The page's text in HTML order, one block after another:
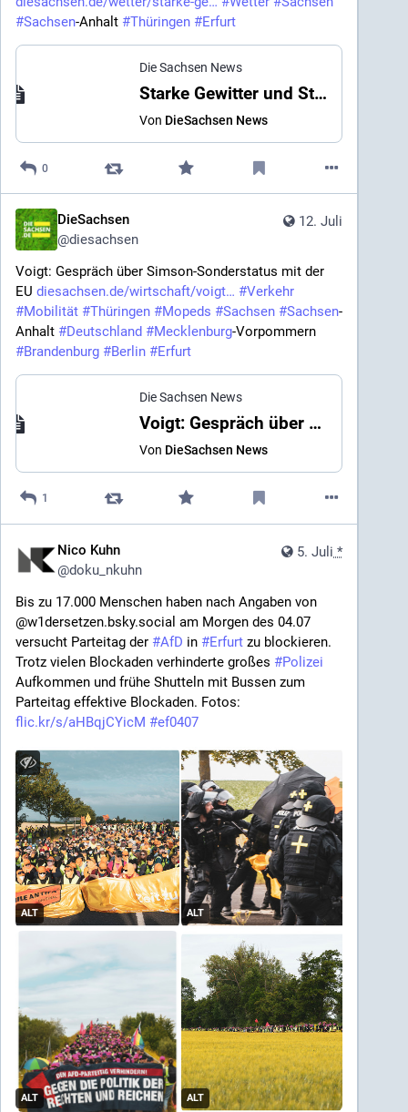
#Sachsen-Anhalt #Thüringen #Erfurt
Die Sachsen News
Starke Gewitter und Sturmböen erwartet
Von DieSachsen News
0
12. Juli
DieSachsen
@diesachsen
Voigt: Gespräch über Simson-Sonderstatus mit der
EU diesachsen.de/wirtschaft/voigt #Verkehr
#Mobilität #Thüringen #Mopeds #Sachsen #Sachsen-
Anhalt #Deutschland #Mecklenburg
#Brandenburg #Berlin #Erfurt
Die Sachsen News
Voigt: Gespräch über Simson-Sonderstatus mit der EU
Von DieSachsen News
1
5. Juli *
Nico Kuhn
@doku_nkuhn
Bis zu 17.000 Menschen haben nach Angaben von
@w1dersetzen.bsky.social am Morgen des 04.07
versucht Parteitag der #AfD in #Erfurt zu blockieren.
Trotz vielen Blockaden verhinderte großes #Polizei
Aufkommen und frühe Shutteln mit Bussen zum
Parteitag effektive Blockaden. Fotos:
flic.kr/s/aHBqjCYicM #ef0407
ALT ALT
ALT ALT